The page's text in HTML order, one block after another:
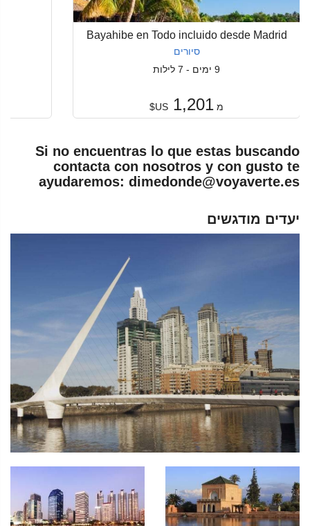
Bayahibe en Todo incluido desde Madrid
סיורים
9 ימים - 7 לילות
מ 1,201
US$
Si no encuentras lo que estas buscando
contacta con nosotros y con gusto te
ayudaremos: dimedonde@voyaverte.es
יעדים מודגשים